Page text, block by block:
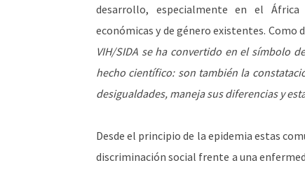
desarrollo, especialmente en el África
económicas y de género existentes. Como
VIH/SIDA se ha convertido en el símbolo
hecho científico: son también la
desigualdades, maneja sus diferencias y
Desde el principio de la epidemia estas
discriminación social frente a una